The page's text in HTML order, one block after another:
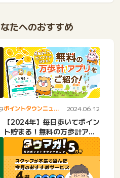
たへのおすすめ
ポイントタウンニュー
2024.06.12
【2024年】毎日歩いてポイン
ト貯まる！無料の万歩計アプ
リをご紹介！